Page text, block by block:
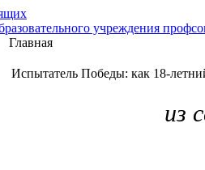
Главная
Испытатель Победы: как 18-
из